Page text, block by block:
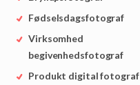
Fødselsdagsfotograf
Virksomhed
begivenhedsfotograf
Produkt digital fotograf